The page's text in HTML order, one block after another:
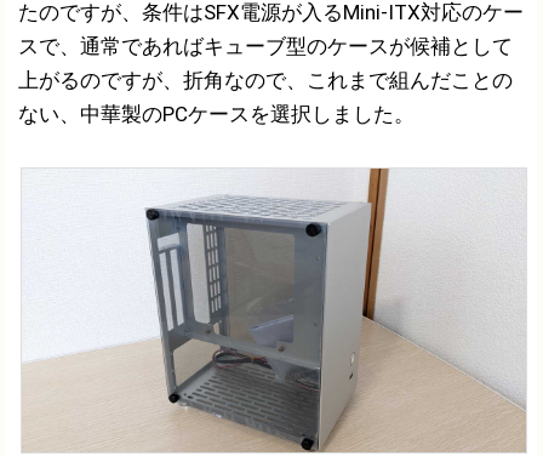
たのですが、条件はSFX電源が入るMini-ITX対応のケー
スで、通常であればキューブ型のケースが候補として
上がるのですが、折角なので、これまで組んだことの
ない、中華製のPCケースを選択しました。